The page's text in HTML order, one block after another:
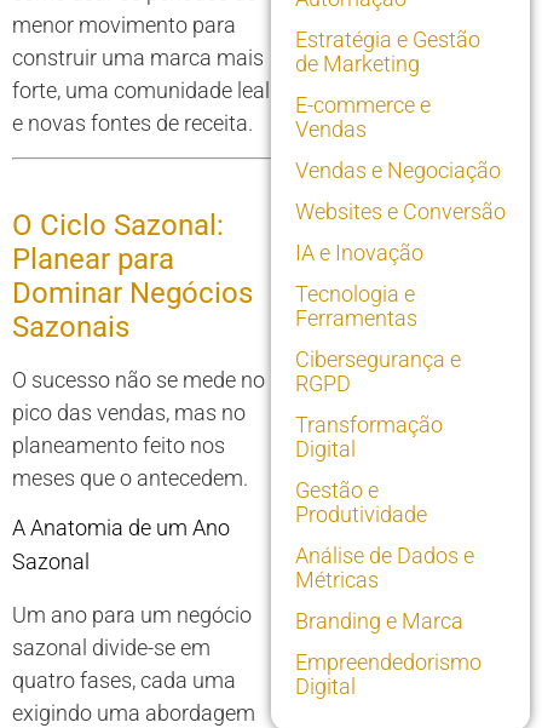
menor movimento para
construir uma marca mais
forte, uma comunidade leal
e novas fontes de receita.
O Ciclo Sazonal:
Planear para
Dominar Negócios
Sazonais
O sucesso não se mede no
pico das vendas, mas no
planeamento feito nos
meses que o antecedem.
A Anatomia de um Ano
Sazonal
Um ano para um negócio
sazonal divide-se em
quatro fases, cada uma
exigindo uma abordagem
Estratégia e Gestão
de Marketing
E-commerce e
Vendas
Vendas e Negociação
Websites e Conversão
IA e Inovação
Tecnologia e
Ferramentas
Cibersegurança e
RGPD
Transformação
Digital
Gestão e
Produtividade
Análise de Dados e
Métricas
Branding e Marca
Empreendedorismo
Digital